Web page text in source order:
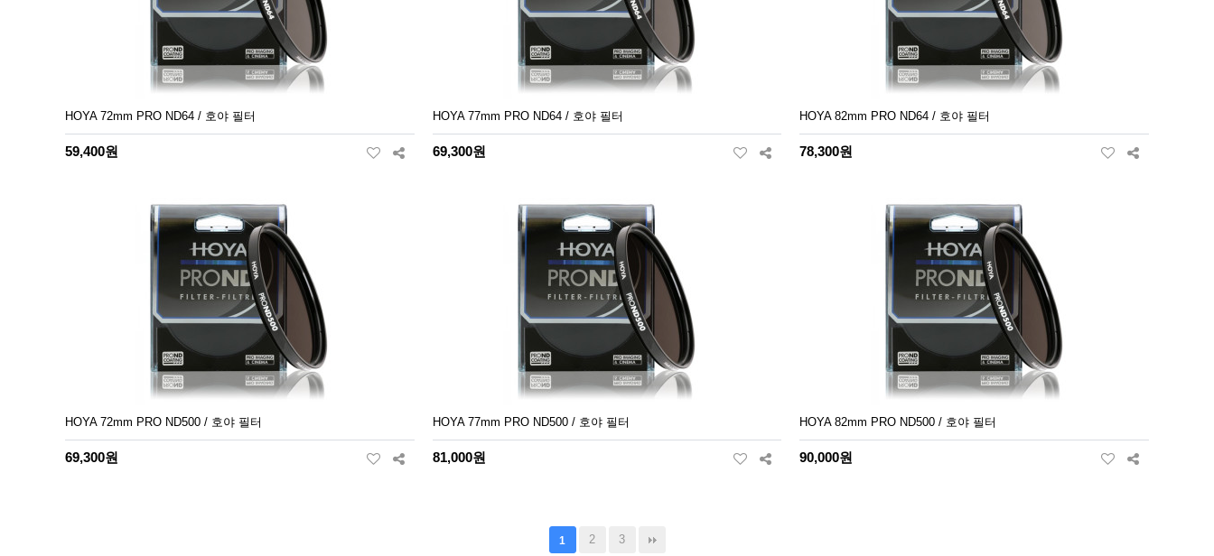
HOYA 72mm PRO ND64 / 호야 필터
59,400원
HOYA 77mm PRO ND64 / 호야 필터
69,300원
HOYA 82mm PRO ND64 / 호야 필터
78,300원
HOYA 72mm PRO ND500 / 호야 필터
69,300원
HOYA 77mm PRO ND500 / 호야 필터
81,000원
HOYA 82mm PRO ND500 / 호야 필터
90,000원
1 2 3